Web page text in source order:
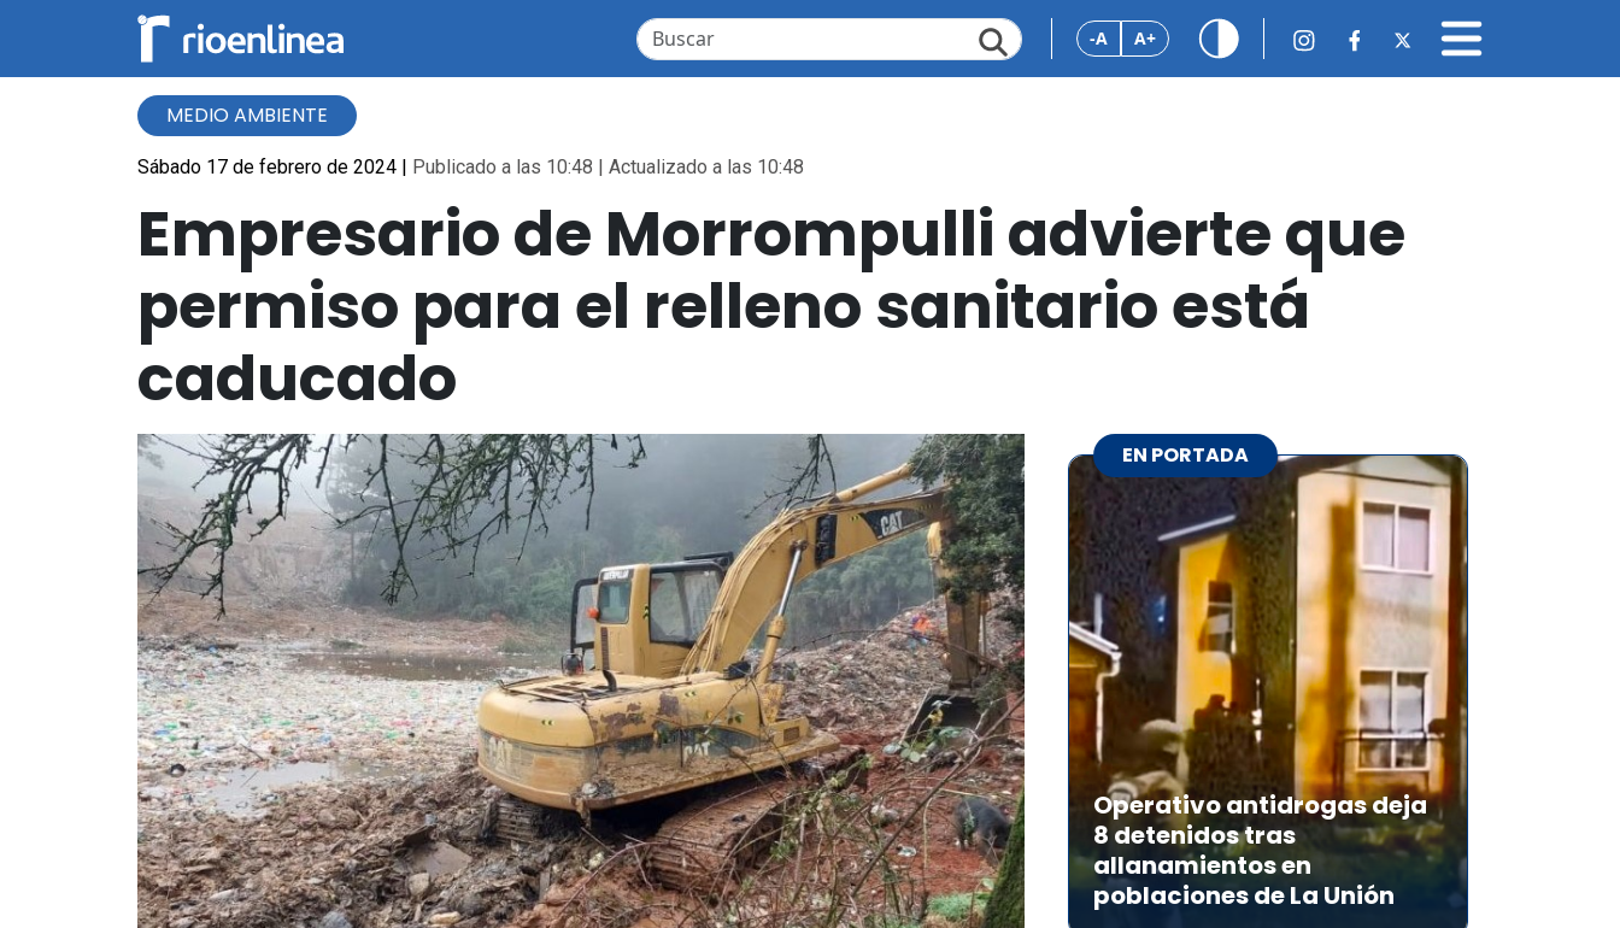
-A A+
MEDIO AMBIENTE
Sábado 17 de febrero de 2024 | Publicado a las 10:48 | Actualizado a las 10:48
Empresario de Morrompulli advierte que
permiso para el relleno sanitario está
caducado
EN PORTADA
Operativo antidrogas deja
8 detenidos tras
allanamientos en
poblaciones de La Unión